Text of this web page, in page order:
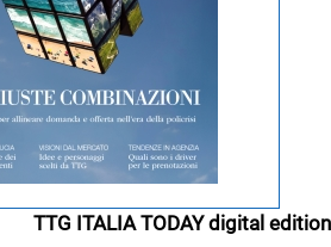
TTG ITALIA TODAY digital edition